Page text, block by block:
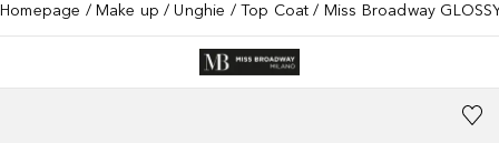
Homepage Make up Unghie Top Coat Miss Broadway